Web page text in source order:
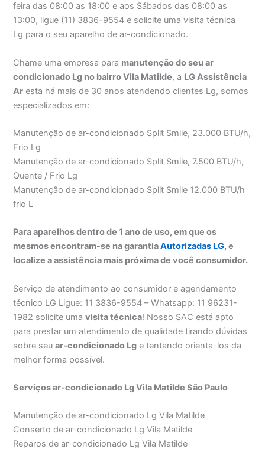
feira das 08:00 as 18:00 e aos Sábados das 08:00 as
13:00, ligue (11) 3836-9554 e solicite uma visita técnica
Lg para o seu aparelho de ar-condicionado.
Chame uma empresa para manutenção do seu ar
condicionado Lg no bairro Vila Matilde, a LG Assistência
Ar esta há mais de 30 anos atendendo clientes Lg, somos
especializados em:
Manutenção de ar-condicionado Split Smile, 23.000 BTU/h,
Frio Lg
Manutenção de ar-condicionado Split Smile, 7.500 BTU/h,
Quente / Frio Lg
Manutenção de ar-condicionado Split Smile 12.000 BTU/h
frio L
Para aparelhos dentro de 1 ano de uso, em que os
mesmos encontram-se na garantiaAutorizadas LG, e
localize a assistência mais próxima de você consumidor.
Serviço de atendimento ao consumidor e agendamento
técnico LG Ligue: 11 3836-9554 – Whatsapp: 11 96231-
1982 solicite umavisita técnica! Nosso SAC está apto
para prestar um atendimento de qualidade tirando dúvidas
sobre seuar-condicionado Lg e tentando orienta-los da
melhor forma possível.
Serviços ar-condicionado Lg Vila Matilde São Paulo
Manutenção de ar-condicionado Lg Vila Matilde
Conserto de ar-condicionado Lg Vila Matilde
Reparos de ar-condicionado Lg Vila Matilde